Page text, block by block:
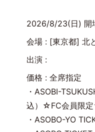
2026/8/23(日) 開
会場 : [東京都] 北
出演 :
価格 : 全席指定
・ASOBI-
込）☆FC会員限
・ASOBO-YO